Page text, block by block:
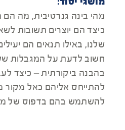
מושגי יסוד:
מהי בינה גנרטיבית, מה הם
כיצד הם יוצרים תשובות
שלנו, באילו תנאים הם
חשוב לדעת על המגבלות
בהבנה ביקורתית – כיצד
להתייחס אליהם כאל מקור
להשתמש בהם בדפוס של